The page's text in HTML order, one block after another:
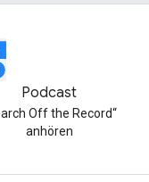
Podcast
Off the Record“
anhören